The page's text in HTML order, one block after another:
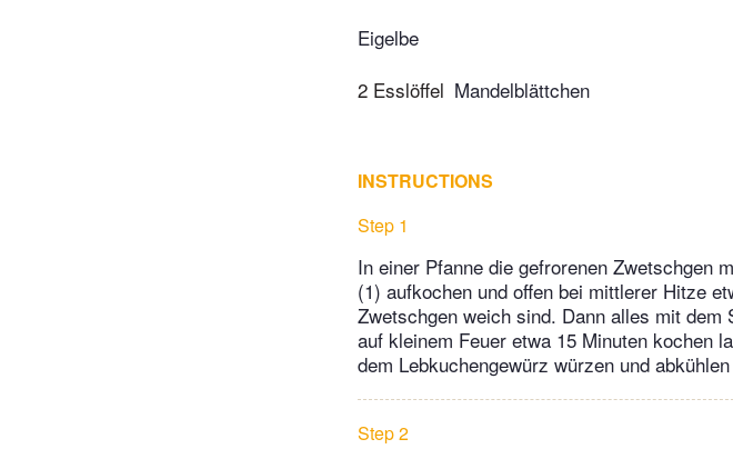
Eigelbe
2 Esslöffel Mandelblättchen
INSTRUCTIONS
Step 1
In einer Pfanne die gefrorenen Zwetschgen
(1) aufkochen und offen bei mittlerer Hitze
Zwetschgen weich sind. Dann alles mit
auf kleinem Feuer etwa 15 Minuten kochen
dem Lebkuchengewürz würzen und
Step 2